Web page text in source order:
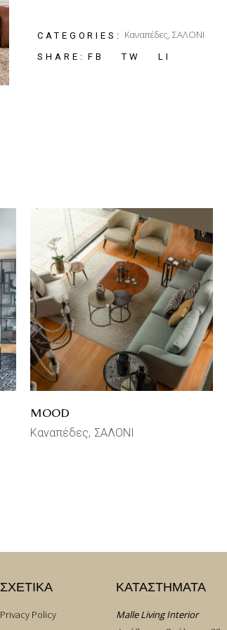
CATEGORIES: Καναπέδες, ΣΑΛΟΝΙ
SHARE: FB TW LI
MOOD
Καναπέδες ΣΑΛΟΝΙ
ΣΧΕΤΙΚΑ
Privacy Policy
ΚΑΤΑΣΤΗΜΑΤΑ
Malle Living Interior